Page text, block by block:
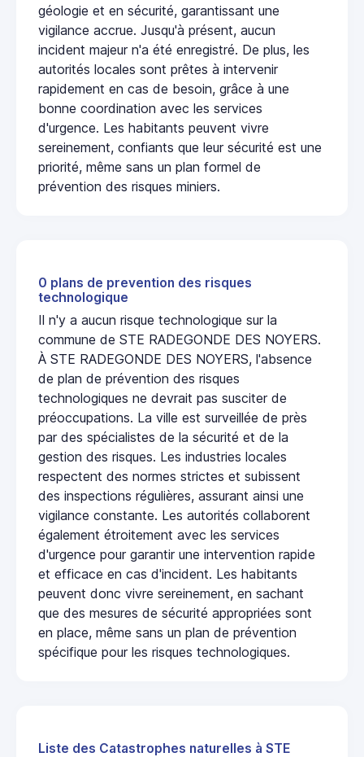
géologie et en sécurité, garantissant une
vigilance accrue. Jusqu'à présent, aucun
incident majeur n'a été enregistré. De plus, les
autorités locales sont prêtes à intervenir
rapidement en cas de besoin, grâce à une
bonne coordination avec les services
d'urgence. Les habitants peuvent vivre
sereinement, confiants que leur sécurité est une
priorité, même sans un plan formel de
prévention des risques miniers.
0 plans de prevention des risques
technologique
Il n'y a aucun risque technologique sur la
commune de STE RADEGONDE DES NOYERS.
À STE RADEGONDE DES NOYERS, l'absence
de plan de prévention des risques
technologiques ne devrait pas susciter de
préoccupations. La ville est surveillée de près
par des spécialistes de la sécurité et de la
gestion des risques. Les industries locales
respectent des normes strictes et subissent
des inspections régulières, assurant ainsi une
vigilance constante. Les autorités collaborent
également étroitement avec les services
d'urgence pour garantir une intervention rapide
et efficace en cas d'incident. Les habitants
peuvent donc vivre sereinement, en sachant
que des mesures de sécurité appropriées sont
en place, même sans un plan de prévention
spécifique pour les risques technologiques.
Liste des Catastrophes naturelles à STE